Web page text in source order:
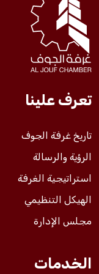
فعاليات الغرفة
فعاليات الجوف
مشاريع الغرفة
تعرف علينا
تاريخ غرفة الجوف
الرؤية والرسالة
استراتيجية الغرفة
الهيكل التنظيمي
مجلس الإدارة
الخدمات